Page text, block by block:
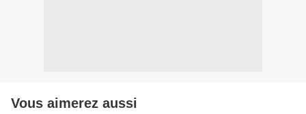
Vous aimerez aussi